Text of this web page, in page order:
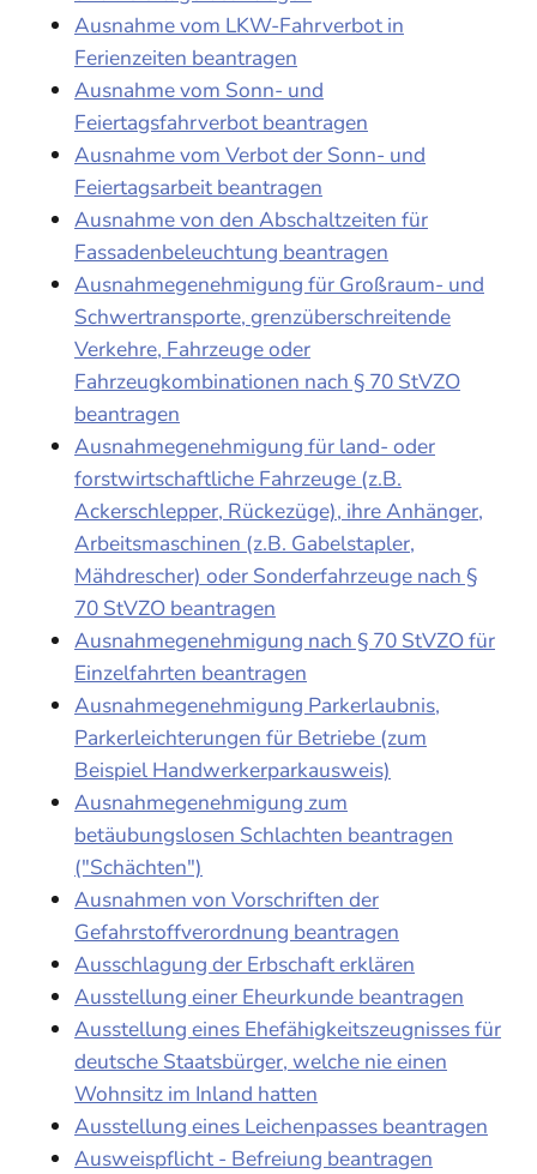
Ausnahme vom LKW-Fahrverbot in
Ferienzeiten beantragen
Ausnahme vom Sonn- und
Feiertagsfahrverbot beantragen
Ausnahme vom Verbot der Sonn- und
Feiertagsarbeit beantragen
Ausnahme von den Abschaltzeiten für
Fassadenbeleuchtung beantragen
Ausnahmegenehmigung für Großraum- und
Schwertransporte, grenzüberschreitende
Verkehre, Fahrzeuge oder
Fahrzeugkombinationen nach § 70 StVZO
beantragen
Ausnahmegenehmigung für land- oder
forstwirtschaftliche Fahrzeuge (z.B.
Ackerschlepper, Rückezüge), ihre Anhänger,
Arbeitsmaschinen (z.B. Gabelstapler,
Mähdrescher) oder Sonderfahrzeuge nach §
70 StVZO beantragen
Ausnahmegenehmigung nach § 70 StVZO für
Einzelfahrten beantragen
Ausnahmegenehmigung Parkerlaubnis,
Parkerleichterungen für Betriebe (zum
Beispiel Handwerkerparkausweis)
Ausnahmegenehmigung zum
betäubungslosen Schlachten beantragen
("Schächten")
Ausnahmen von Vorschriften der
Gefahrstoffverordnung beantragen
Ausschlagung der Erbschaft erklären
Ausstellung einer Eheurkunde beantragen
Ausstellung eines Ehefähigkeitszeugnisses für
deutsche Staatsbürger, welche nie einen
Wohnsitz im Inland hatten
Ausstellung eines Leichenpasses beantragen
Ausweispflicht - Befreiung beantragen